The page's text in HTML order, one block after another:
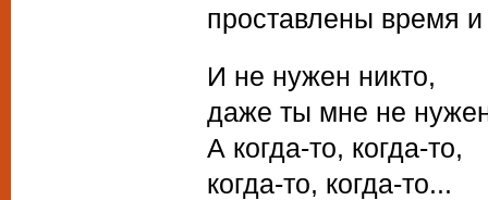
проставлены время и
И не нужен никто,
даже ты мне не
А когда-то, когда-то,
когда-то, когда-то...